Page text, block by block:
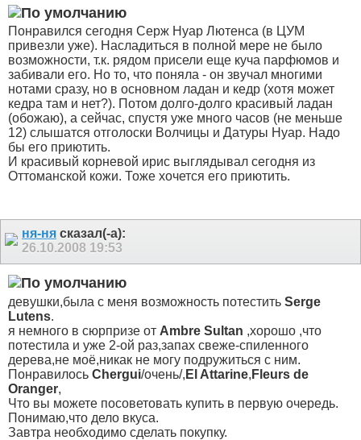
Понравился сегодня Серж Нуар Лютенса (в ЦУМ
привезли уже). Насладиться в полной мере не было
возможности, т.к. рядом присели еще куча парфюмов и
забивали его. Но то, что поняла - он звучал многими
нотами сразу, но в основном ладан и кедр (хотя может
кедра там и нет?). Потом долго-долго красивый ладан
(обожаю), а сейчас, спустя уже много часов (не меньше
12) слышатся отголоски Волчицы и Датуры Нуар. Надо
бы его приютить.
И красивый корневой ирис выглядывал сегодня из
Оттоманской кожи. Тоже хочется его приютить.
ня-ня сказал(-а):
26.10.2008 19:53
девушки,была с меня возможность потестить Serge
Lutens.
я немного в сюрпризе от Ambrе Sultan ,хорошо ,что
потестила и уже 2-ой раз,запах свеже-спиленного
дерева,не моё,никак не могу подружиться с ним.
Понравилось Chergui/очень/, El Attarine, Fleurs de
Oranger,
Что вы можете посоветовать купить в первую очередь.
Понимаю,что дело вкуса.
Завтра необходимо сделать покупку.